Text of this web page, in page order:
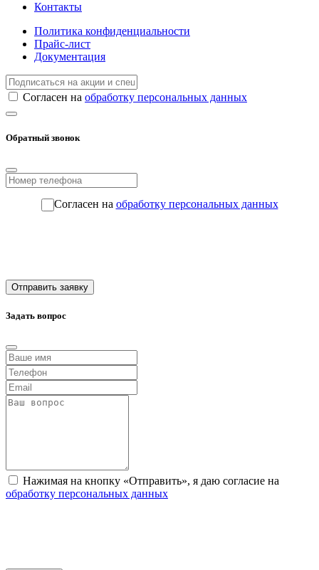
Контакты
Политика конфиденциальности
Прайс-лист
Документация
Согласен на обработку персональных данных
Обратный звонок
Согласен на обработку персональных данных
Отправить заявку
Задать вопрос
Нажимая на кнопку «Отправить», я даю согласие на
обработку персональных данных